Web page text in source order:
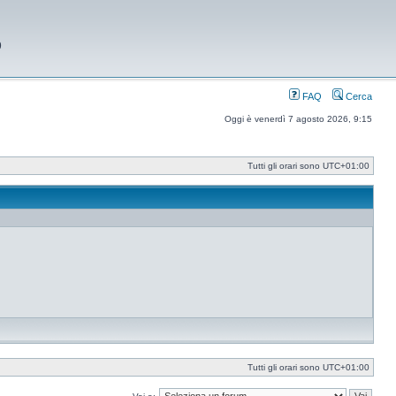
FAQ Cerca
Oggi è venerdì 7 agosto 2026, 9:15
Tutti gli orari sono UTC+01:00
Tutti gli orari sono UTC+01:00